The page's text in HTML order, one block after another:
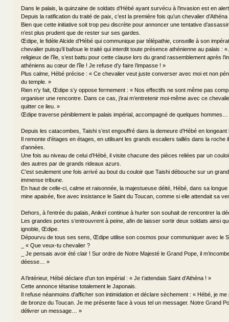
Dans le palais, la quinzaine de soldats d’Hébé ayant survécu à l’invasion est en
Depuis la ratification du traité de paix, c’est la première fois qu’un chevalier
Bien que cette initiative soit trop peu discrète pour annoncer une tentative
n’est plus prudent que de rester sur ses gardes.
Œdipe, le fidèle Alcide d’Hébé qui communique par télépathie, conseille à son
chevalier puisqu’il bafoue le traité qui interdit toute présence athénienne au palais :
religieux de l’île, s’est battu pour cette clause lors du grand rassemblement après
athéniens au cœur de l’île ! Je refuse d’y faire l’impasse ! »
Plus calme, Hébé précise : « Ce chevalier veut juste converser avec moi et non
du temple. »
Rien n’y fait, Œdipe s’y oppose fermement : « Nos effectifs ne sont même pas
organiser une rencontre. Dans ce cas, j’irai m’entretenir moi-même avec ce
quitter ce lieu. »
Œdipe traverse péniblement le palais impérial, accompagné de quelques hommes…
Depuis les catacombes, Taishi s’est engouffré dans la demeure d’Hébé en
Il remonte d’étages en étages, en utilisant les grands escaliers taillés dans la roche
d’années.
Une fois au niveau de celui d’Hébé, il visite chacune des pièces reliées par un
des autres par de grands rideaux azurs.
C’est seulement une fois arrivé au bout du couloir que Taishi débouche sur un
immense tribune.
En haut de celle-ci, calme et raisonnée, la majestueuse déité, Hébé, dans sa
mine apaisée, fixe avec insistance le Saint du Toucan, comme si elle attendait sa
Dehors, à l’entrée du palais, Anikeï continue à hurler son souhait de rencontrer la
Les grandes portes s’entrouvrent à peine, afin de laisser sortir deux soldats ainsi
ignoble, Œdipe.
Dépourvu de tous ses sens, Œdipe utilise son cosmos pour communiquer avec le
_ « Que veux-tu chevalier ?
_ Je pensais avoir été clair ! Sur ordre de Notre Majesté le Grand Pope, il
déesse… »
A l’intérieur, Hébé déclare d’un ton impérial : « Je t’attendais Saint d’Athéna ! »
Cette annonce tétanise totalement le Japonais.
Il refuse néanmoins d’afficher son intimidation et déclare sèchement : « Hébé, je
de bronze du Toucan. Je me présente face à vous tel un messager. Notre Grand
délivrer un message… »